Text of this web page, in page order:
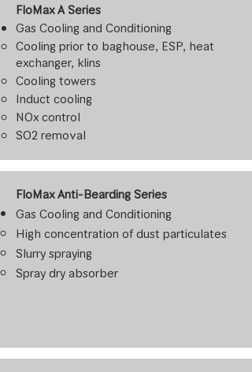
FloMax A Series
Gas Cooling and Conditioning
Cooling prior to baghouse, ESP, heat
exchanger, klins
Cooling towers
Induct cooling
NOx control
SO2 removal
FloMax Anti-Bearding Series
Gas Cooling and Conditioning
High concentration of dust particulates
Slurry spraying
Spray dry absorber